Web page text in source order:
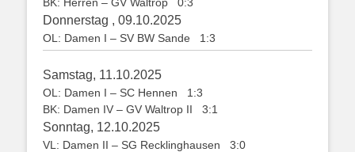
Donnerstag , 09.10.2025
OL: Damen I – SV BW Sande 1:3
Samstag, 11.10.2025
OL: Damen I – SC Hennen 1:3
BK: Damen IV – GV Waltrop II 3:1
Sonntag, 12.10.2025
VL: Damen II – SG Recklinghausen 3:0